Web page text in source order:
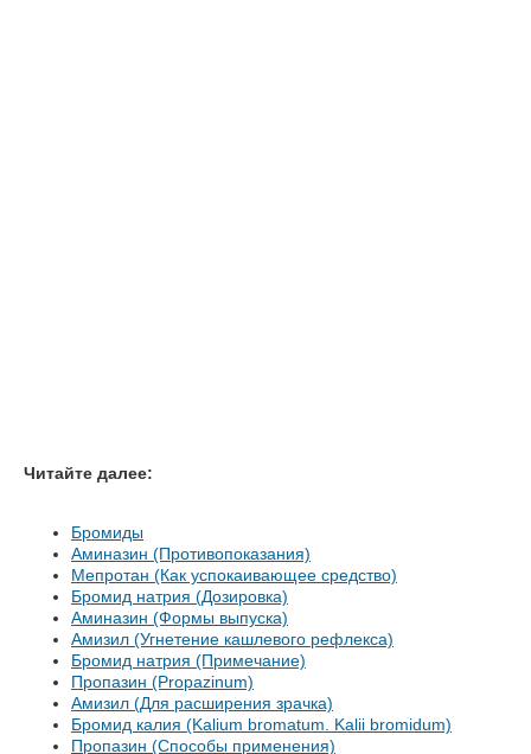
Читайте далее:
Бромиды
Аминазин (Противопоказания)
Мепротан (Как успокаивающее средство)
Бромид натрия (Дозировка)
Аминазин (Формы выпуска)
Амизил (Угнетение кашлевого рефлекса)
Бромид натрия (Примечание)
Пропазин (Propazinum)
Амизил (Для расширения зрачка)
Бромид калия (Kalium bromatum. Kalii bromidum)
Пропазин (Способы применения)